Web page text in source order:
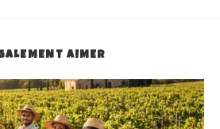
AIMER